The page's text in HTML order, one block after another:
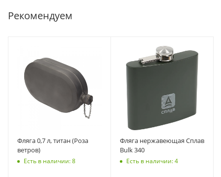
Рекомендуем
Фляга 0,7 л, титан (Роза
ветров)
Есть в наличии: 8
Фляга нержавеющая Сплав
Bulk 340
Есть в наличии: 4